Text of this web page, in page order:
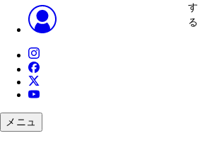
す
る
メニュ